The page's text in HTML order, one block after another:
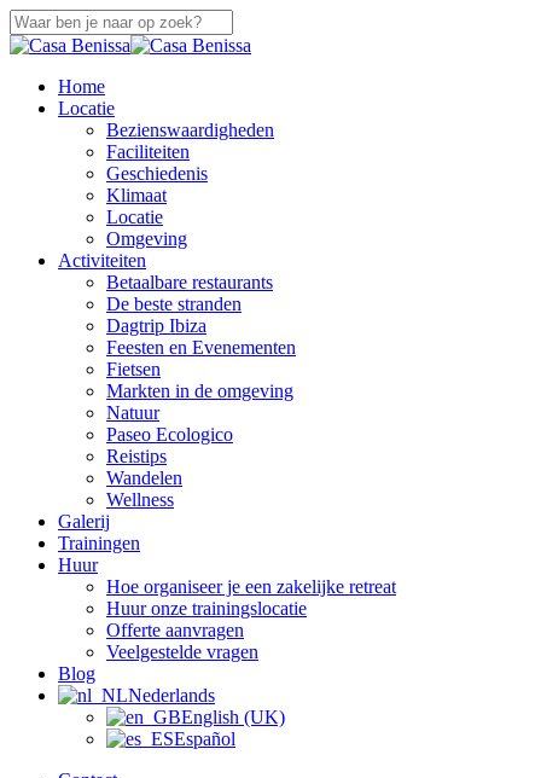
Overslaan
naar
Sluiten
zoek
Menu
Home
Locatie
Bezienswaardigheden
Faciliteiten
Geschiedenis
Klimaat
Locatie
Omgeving
Activiteiten
Betaalbare restaurants
De beste stranden
Dagtrip Ibiza
Feesten en Evenementen
Fietsen
Markten in de omgeving
Natuur
Paseo Ecologico
Reistips
Wandelen
Wellness
Galerij
Trainingen
Huur
Hoe organiseer je een zakelijke retreat
Huur onze trainingslocatie
Offerte aanvragen
Veelgestelde vragen
Blog
Nederlands
English (UK)
Español